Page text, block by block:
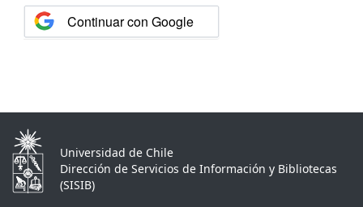
Continuar con Google
Universidad de Chile
Dirección de Servicios de Información y Bibliotecas
(SISIB)